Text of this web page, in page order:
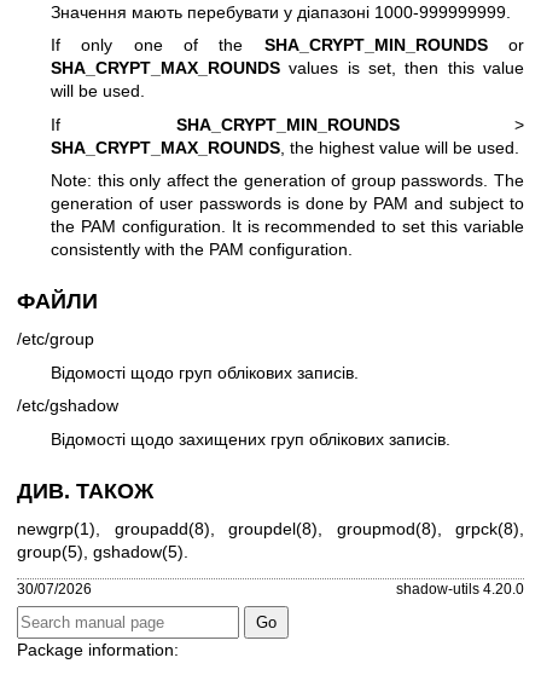
Значення мають перебувати у діапазоні 1000-999999999.
If only one of the SHA_CRYPT_MIN_ROUNDSor
SHA_CRYPT_MAX_ROUNDS values is set, then this value
will be used.
If SHA_CRYPT_MIN_ROUNDS>
SHA_CRYPT_MAX_ROUNDS , the highest value will be used.
Note: this only affect the generation of group passwords. The
generation of user passwords is done by PAM and subject to
the PAM configuration. It is recommended to set this variable
consistently with the PAM configuration.
ФАЙЛИ
/etc/group
Відомості щодо груп облікових записів.
/etc/gshadow
Відомості щодо захищених груп облікових записів.
ДИВ. ТАКОЖ
newgrp(1) groupadd(8) groupdel(8) groupmod(8) grpck(8)
group(5) gshadow(5)
30/07/2026 shadow-utils 4.20.0
Package information: